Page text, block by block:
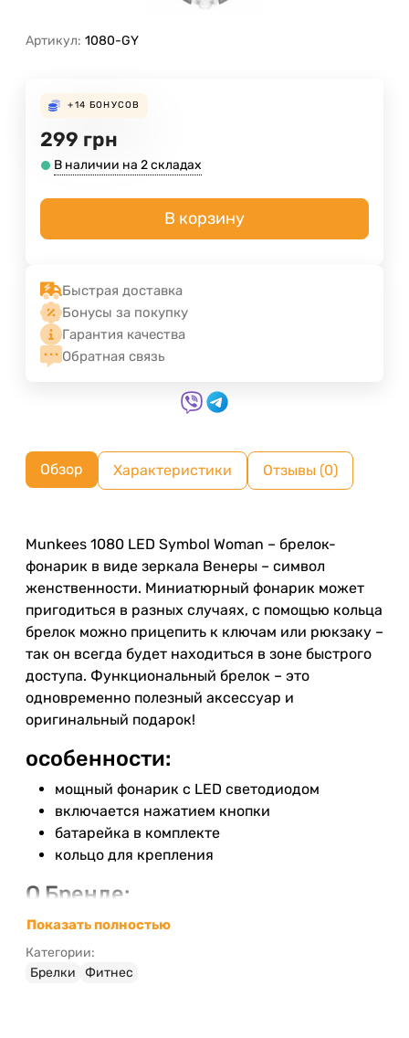
Артикул: 1080-GY
+14 БОНУСОВ
299 грн
В наличии на 2 складах
В корзину
Быстрая доставка
Бонусы за покупку
Гарантия качества
Обратная связь
Обзор Характеристики Отзывы (0)
Munkees 1080 LED Symbol Woman – брелок-
фонарик в виде зеркала Венеры – символ
женственности. Миниатюрный фонарик может
пригодиться в разных случаях, с помощью кольца
брелок можно прицепить к ключам или рюкзаку –
так он всегда будет находиться в зоне быстрого
доступа. Функциональный брелок – это
одновременно полезный аксессуар и
оригинальный подарок!
особенности:
мощный фонарик с LED светодиодом
включается нажатием кнопки
батарейка в комплекте
кольцо для крепления
О Бренде:
Немецкая компания Munkees производит брелки
и другие мелкие полезные аксессуары,
отличающиеся оригинальным дизайном и
Показать полностью
Категории:
Брелки
Фитнес